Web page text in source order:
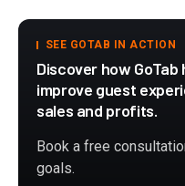
SEE GOTAB IN ACTION
Discover how
improve guest
sales and profits.
Book a free
goals.